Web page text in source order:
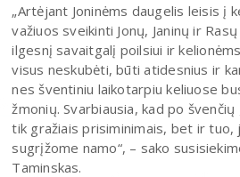
„Artėjant Joninėms daugelis leisis į
važiuos sveikinti Jonų, Janinų ir
ilgesnį savaitgalį poilsiui ir
visus neskubėti, būti atidesnius ir
nes šventiniu laikotarpiu keliuose
žmonių. Svarbiausia, kad po
tik gražiais prisiminimais, bet ir tuo,
sugrįžome namo“, – sako
Taminskas.